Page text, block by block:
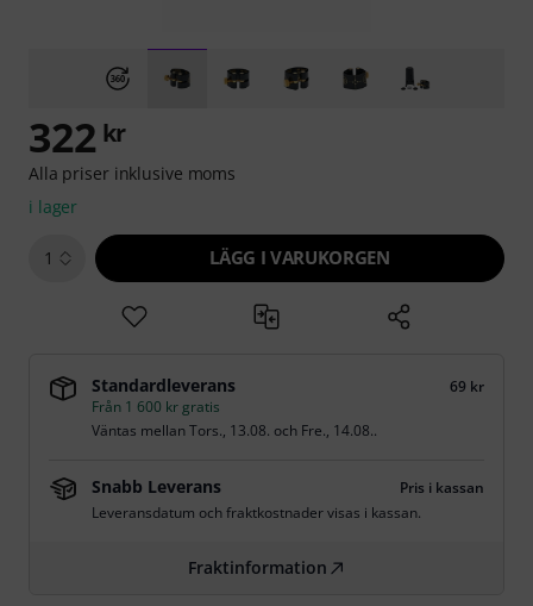
322 kr
Alla priser inklusive moms
i lager
1 LÄGG I VARUKORGEN
Standardleverans
69 kr
Från 1 600 kr gratis
Väntas mellanTors., 13.08. och Fre., 14.08..
Snabb Leverans
Pris i kassan
Leveransdatum och fraktkostnader visas i kassan.
Fraktinformation